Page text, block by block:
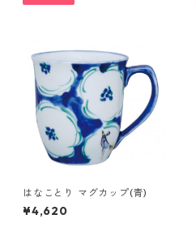
はなことり マグカップ(青)
¥4,620